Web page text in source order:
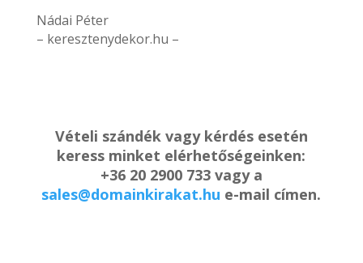
Nádai Péter
– keresztenydekor.hu –
Vételi szándék vagy kérdés esetén
keress minket elérhetőségeinken:
+36 20 2900 733 vagy a
sales@domainkirakat.hu e-mail címen.